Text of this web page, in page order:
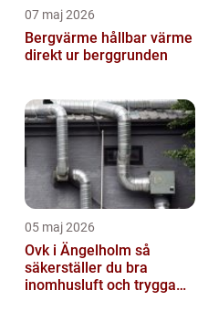
07 maj 2026
Bergvärme hållbar värme
direkt ur berggrunden
05 maj 2026
Ovk i Ängelholm så
säkerställer du bra
inomhusluft och trygga